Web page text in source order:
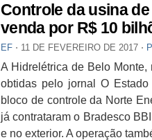
Controle da usina
venda por R$ 10
EF ⋅ 11 DE FEVEREIRO DE 2017 ⋅
A Hidrelétrica de Belo
obtidas pelo jornal O
bloco de controle da Norte
já contrataram o Bradesco
e no exterior. A operação